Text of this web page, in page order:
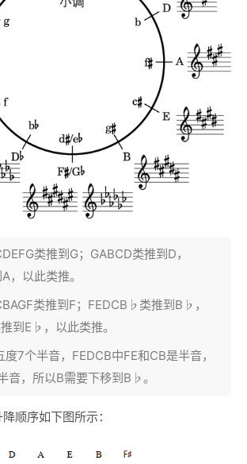
类推到G；GABCD类推到D，
，以此类推。
类推到F；FEDCB♭类推到B♭，
到E♭，以此类推。
7个半音，FEDCB中FE和CB是半音，
音，所以B需要下移到B♭。
顺序如下图所示：